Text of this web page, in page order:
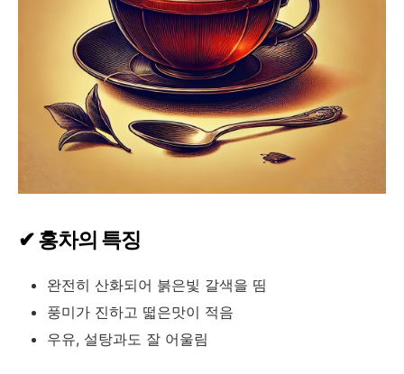
✔ 홍차의 특징
완전히 산화되어 붉은빛 갈색을 띰
풍미가 진하고 떫은맛이 적음
우유, 설탕과도 잘 어울림